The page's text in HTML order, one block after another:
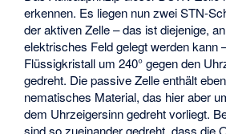
erkennen. Es liegen nun zwei STN-
der aktiven Zelle – das ist diejenige,
elektrisches Feld gelegt werden kann
Flüssigkristall um 240° gegen den
gedreht. Die passive Zelle enthält
nematisches Material, das hier aber
dem Uhrzeigersinn gedreht vorliegt.
sind so zueinander gedreht, dass die